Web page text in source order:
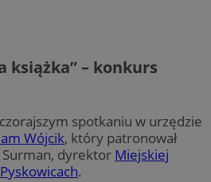
książka” – konkurs
spotkaniu w urzędzie
Wójcik, który patronował
dyrektor Miejskiej
.